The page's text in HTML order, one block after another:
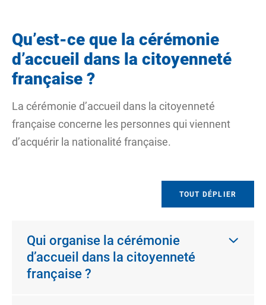
Qu’est-ce que la cérémonie
d’accueil dans la citoyenneté
française ?
La cérémonie d’accueil dans la citoyenneté
française concerne les personnes qui viennent
d’acquérir la nationalité française.
TOUT DÉPLIER
Qui organise la cérémonie
d’accueil dans la citoyenneté
française ?